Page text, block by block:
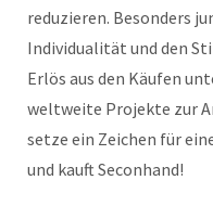
reduzieren. Besonders
Individualität und den
Erlös aus den Käufen
weltweite Projekte zur
setze ein Zeichen für
und kauft Seconhand!